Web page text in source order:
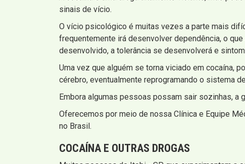
sinais de vício.
O vício psicológico é muitas vezes a parte mais
frequentemente irá desenvolver dependência, o
desenvolvido, a tolerância se desenvolverá e
Uma vez que alguém se torna viciado em cocaína,
cérebro, eventualmente reprogramando o sistema
Embora algumas pessoas possam sair sozinhas, a
Oferecemos por meio de nossa Clínica e Equipe
no Brasil.
COCAÍNA E OUTRAS DROGAS